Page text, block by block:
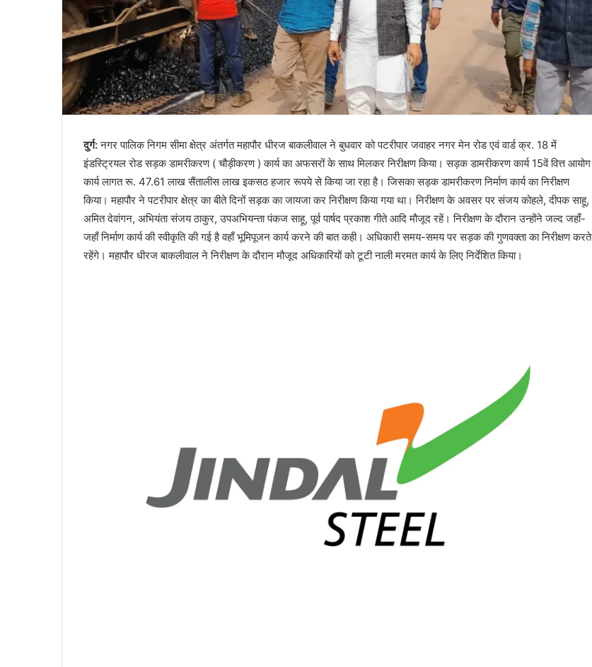
दुर्ग:नगर पालिक निगम सीमा क्षेत्र अंतर्गत महापौर धीरज बाकलीवाल ने बुधवार को पटरीपार जवाहर नगर मेन रोड एवं वार्ड क्र. 18 में
इंडस्ट्रियल रोड सड़क डामरीकरण ( चौड़ीकरण ) कार्य का अफसरों के साथ मिलकर निरीक्षण किया। सड़क डामरीकरण कार्य 15वें वित्त आयोग
कार्य लागत रू. 47.61 लाख सैंतालीस लाख इकसठ हजार रूपये से किया जा रहा है। जिसका सड़क डामरीकरण निर्माण कार्य का निरीक्षण
किया। महापौर ने पटरीपार क्षेत्र का बीते दिनों सड़क का जायजा कर निरीक्षण किया गया था। निरीक्षण के अवसर पर संजय कोहले, दीपक साहू,
अमित देवांगन, अभियंता संजय ठाकुर, उपअभियन्ता पंकज साहू, पूर्व पार्षद प्रकाश गीते आदि मौजूद रहें। निरीक्षण के दौरान उन्होंने जल्द जहाँ-
जहाँ निर्माण कार्य की स्वीकृति की गई है वहाँ भूमिपूजन कार्य करने की बात कही। अधिकारी समय-समय पर सड़क की गुणवक्ता का निरीक्षण करते
रहेंगे। महापौर धीरज बाकलीवाल ने निरीक्षण के दौरान मौजूद अधिकारियों को टूटी नाली मरमत कार्य के लिए निर्देशित किया।